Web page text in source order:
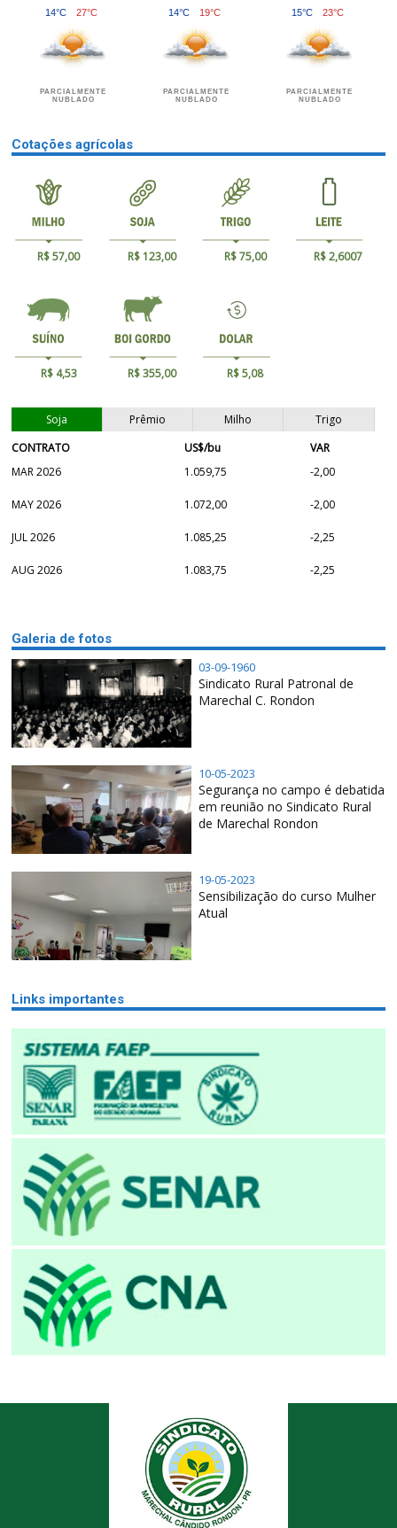
14°C 27°C
PARCIALMENTE
NUBLADO
14°C 19°C
PARCIALMENTE
NUBLADO
15°C 23°C
PARCIALMENTE
NUBLADO
Cotações agrícolas
R$ 57,00 R$ 123,00 R$ 75,00 R$ 2,6007
R$ 4,53 R$ 355,00 R$ 5,08
Soja Prêmio Milho
Trigo
CONTRATO
US$/bu
VAR
MAR 2026
1.059,75 -2,00
MAY 2026 1.072,00 -2,00
JUL 2026 1.085,25 -2,25
AUG 2026 1.083,75 -2,25
Galeria de fotos
03-09-1960
Sindicato Rural Patronal de
Marechal C. Rondon
10-05-2023
Segurança no campo é debatida
em reunião no Sindicato Rural
de Marechal Rondon
19-05-2023
Sensibilização do curso Mulher
Atual
Links importantes